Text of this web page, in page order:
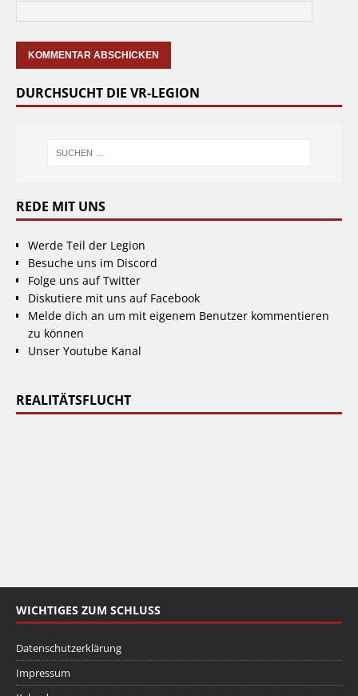
DURCHSUCHT DIE VR-LEGION
REDE MIT UNS
Werde Teil der Legion
Besuche uns im Discord
Folge uns auf Twitter
Diskutiere mit uns auf Facebook
Melde dich an um mit eigenem Benutzer kommentieren
zu können
Unser Youtube Kanal
REALITÄTSFLUCHT
WICHTIGES ZUM SCHLUSS
Datenschutzerklärung
Impressum